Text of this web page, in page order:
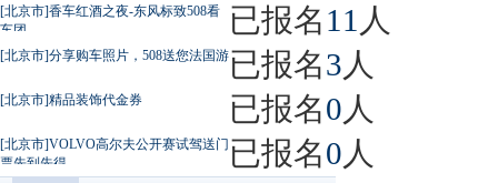
[北京市]香车红酒之夜-东风标致508看
车团
已报名11 人
[北京市]分享购车照片，508送您法国游已报名3 人
[北京市]精品装饰代金券 已报名0 人
[北京市]VOLVO高尔夫公开赛试驾送门
票先到先得
已报名0 人